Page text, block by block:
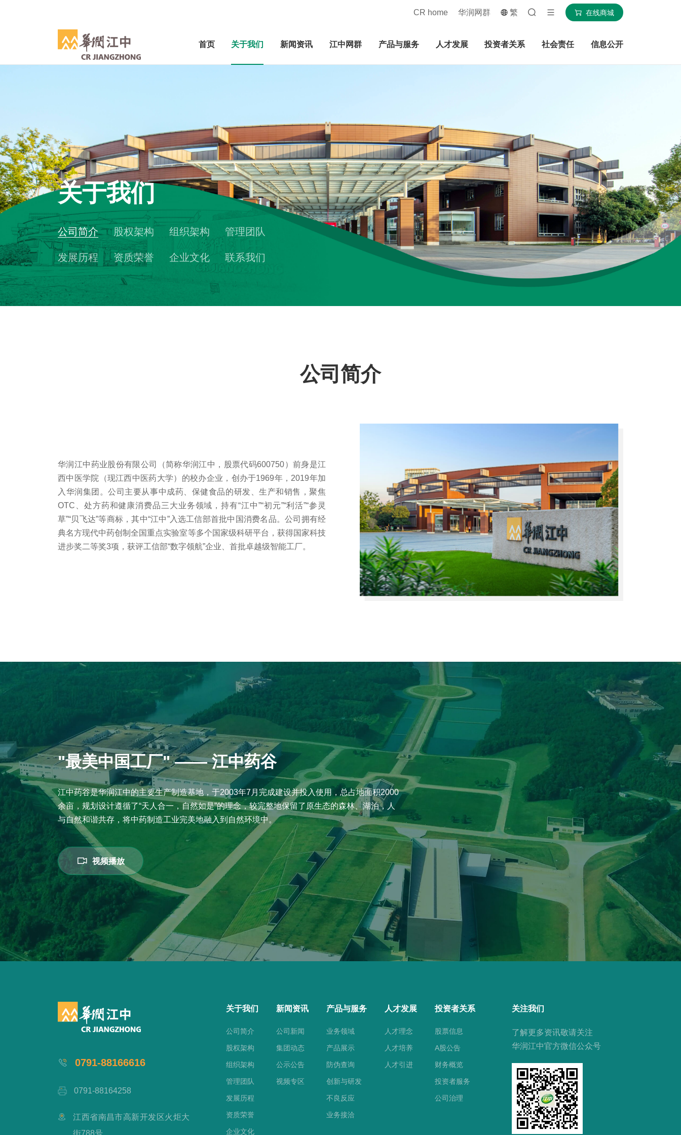
CR home 华润网群 繁 在线商城
首页 关于我们 新闻资讯 江中网群 产品与服务 人才发展 投资者关系 社会责任 信息公开
关于我们
公司简介 股权架构 组织架构 管理团队
发展历程 资质荣誉 企业文化 联系我们
公司简介
华润江中药业股份有限公司（简称华润江中，股票代码600750）前身是江
西中医学院（现江西中医药大学）的校办企业，创办于1969年，2019年加
入华润集团。公司主要从事中成药、保健食品的研发、生产和销售，聚焦
OTC、处方药和健康消费品三大业务领域，持有“江中”“初元”“利活”“参灵
草”“贝飞达”等商标，其中“江中”入选工信部首批中国消费名品。公司拥有经
典名方现代中药创制全国重点实验室等多个国家级科研平台，获得国家科技
进步奖二等奖3项，获评工信部“数字领航”企业、首批卓越级智能工厂。
"最美中国工厂" —— 江中药谷
江中药谷是华润江中的主要生产制造基地，于2003年7月完成建设并投入使用，总占地面积2000
余亩，规划设计遵循了“天人合一，自然如是”的理念，较完整地保留了原生态的森林、湖泊，人
与自然和谐共存，将中药制造工业完美地融入到自然环境中。
视频播放
0791-88166616
0791-88164258
江西省南昌市高新开发区火炬大
关于我们
公司简介
股权架构
组织架构
管理团队
发展历程
资质荣誉
企业文化
新闻资讯
公司新闻
集团动态
公示公告
视频专区
产品与服务
业务领域
产品展示
防伪查询
创新与研发
不良反应
业务接洽
人才发展
人才理念
人才培养
人才引进
投资者关系
股票信息
A股公告
财务概览
投资者服务
公司治理
关注我们
了解更多资讯敬请关注
华润江中官方微信公众号